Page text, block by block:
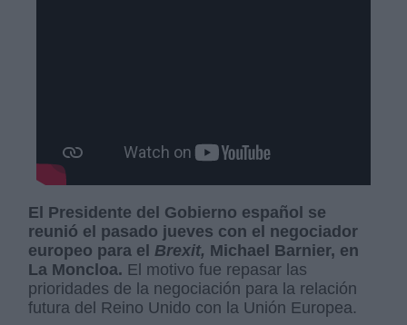
El Presidente del Gobierno español se
reunió el pasado jueves con el negociador
europeo para el Brexit, Michael Barnier, en
La Moncloa. El motivo fue repasar las
prioridades de la negociación para la relación
futura del Reino Unido con la Unión Europea.